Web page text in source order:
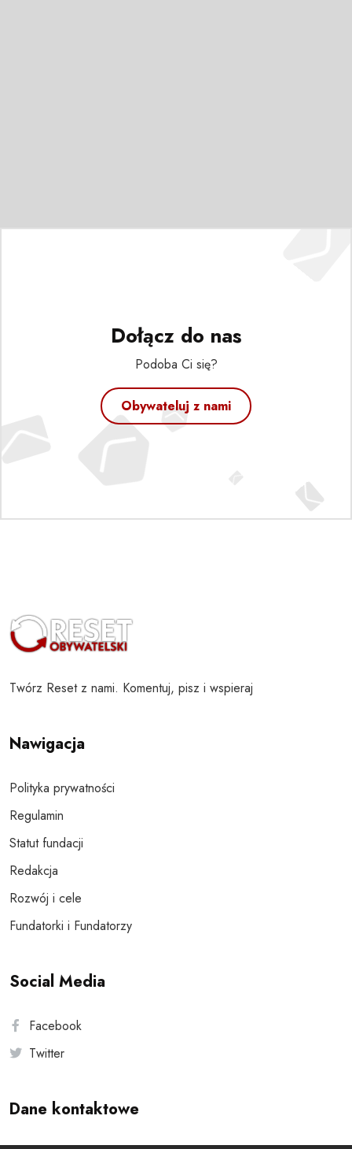
Dołącz do nas
Podoba Ci się?
Obywateluj z nami
Twórz Reset z nami. Komentuj, pisz i wspieraj
Nawigacja
Polityka prywatności
Regulamin
Statut fundacji
Redakcja
Rozwój i cele
Fundatorki i Fundatorzy
Social Media
Facebook
Twitter
Dane kontaktowe